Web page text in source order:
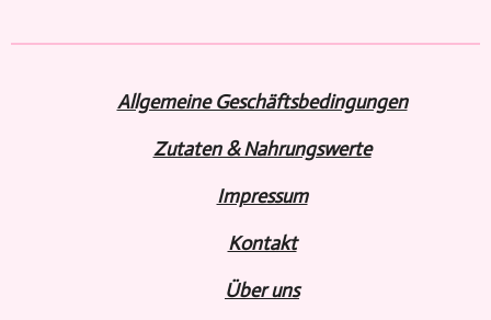
n
n
n
n
Allgemeine Geschäftsbedingungen
Zutaten & Nahrungswerte
Impressum
Kontakt
Über uns